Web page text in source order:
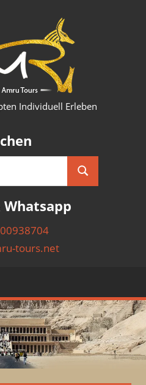
&
Individuell Erleben
Suchen
Whatsapp
tours.net